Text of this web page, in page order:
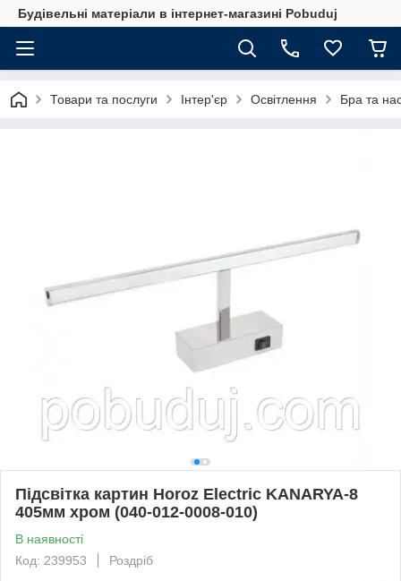
Будівельні матеріали в інтернет-магазині Pobuduj
Товари та послуги Інтер'єр Освітлення Бра та
Підсвітка картин Horoz Electric KANARYA-8
405мм хром (040-012-0008-010)
В наявності
Код: 239953
Роздріб